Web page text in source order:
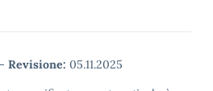
- Revisione: 05.11.2025